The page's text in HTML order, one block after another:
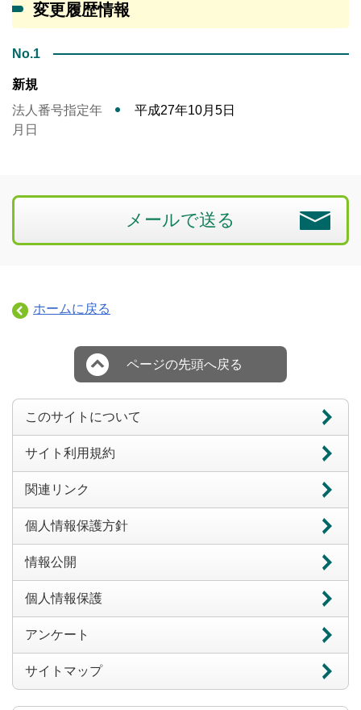
変更履歴情報
No.1
新規
法人番号指定年
月日
平成27年10月5日
メールで送る
ホームに戻る
ページの先頭へ戻る
このサイトについて
サイト利用規約
関連リンク
個人情報保護方針
情報公開
個人情報保護
アンケート
サイトマップ